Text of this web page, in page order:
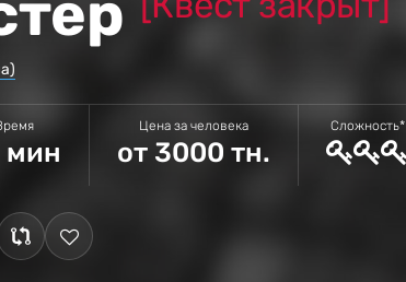
мин
Цена за человека
от 3000 тн.
Сложность*